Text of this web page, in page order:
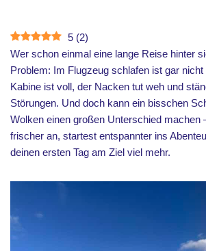
5 (2)
Wer schon einmal eine lange Reise hinter
Problem: Im Flugzeug schlafen ist gar
Kabine ist voll, der Nacken tut weh und
Störungen. Und doch kann ein bisschen
Wolken einen großen Unterschied machen
frischer an, startest entspannter ins
deinen ersten Tag am Ziel viel mehr.